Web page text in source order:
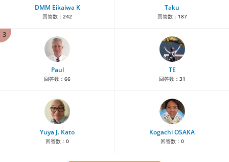
DMM Eikaiwa K
回答数： 242
Taku
回答数： 187
3
Paul
回答数： 66
TE
回答数： 31
Yuya J. Kato
回答数： 0
Kogachi OSAKA
回答数： 0